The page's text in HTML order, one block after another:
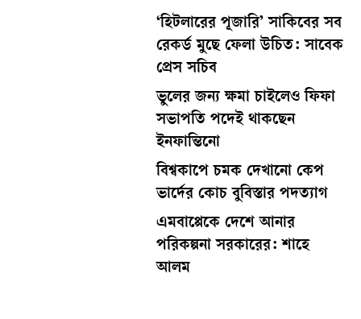
‘হিটলারের পূজারি’ সাকিবের সব
রেকর্ড মুছে ফেলা উচিত: সাবেক
প্রেস সচিব
ভুলের জন্য ক্ষমা চাইলেও ফিফা
সভাপতি পদেই থাকছেন
ইনফান্তিনো
বিশ্বকাপে চমক দেখানো কেপ
ভার্দের কোচ বুবিস্তার পদত্যাগ
এমবাপ্পেকে দেশে আনার
পরিকল্পনা সরকারের: শাহে
আলম